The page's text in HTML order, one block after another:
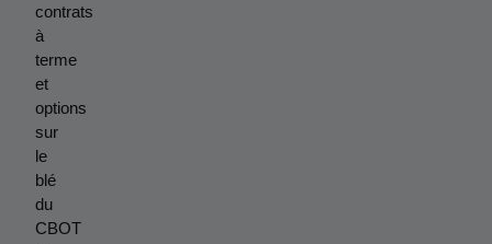
contrats
à
terme
et
options
sur
le
blé
du
CBOT